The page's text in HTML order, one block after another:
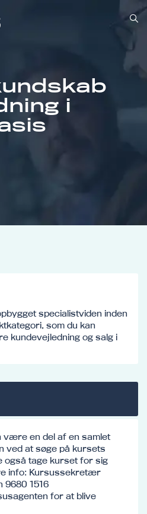
i
specialistviden inden
som du kan
kundevejledning og salg i
være en del af en samlet
ved at søge på kursets
også tage kurset for sig
info: Kursussekretær
9680 1516
for at blive